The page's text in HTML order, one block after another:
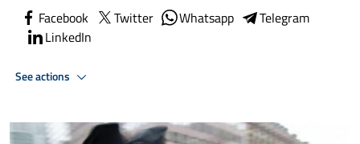
Facebook Twitter Whatsapp
Telegram
LinkedIn
See actions